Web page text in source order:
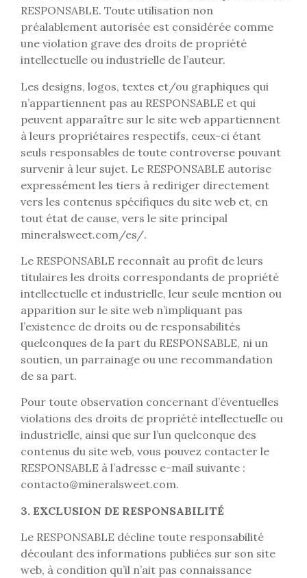
RESPONSABLE. Toute utilisation non
préalablement autorisée est considérée comme
une violation grave des droits de propriété
intellectuelle ou industrielle de l’auteur.
Les designs, logos, textes et/ou graphiques qui
n’appartiennent pas au RESPONSABLE et qui
peuvent apparaître sur le site web appartiennent
à leurs propriétaires respectifs, ceux-ci étant
seuls responsables de toute controverse pouvant
survenir à leur sujet. Le RESPONSABLE autorise
expressément les tiers à rediriger directement
vers les contenus spécifiques du site web et, en
tout état de cause, vers le site principal
mineralsweet.com/es/.
Le RESPONSABLE reconnaît au profit de leurs
titulaires les droits correspondants de propriété
intellectuelle et industrielle, leur seule mention ou
apparition sur le site web n’impliquant pas
l’existence de droits ou de responsabilités
quelconques de la part du RESPONSABLE, ni un
soutien, un parrainage ou une recommandation
de sa part.
Pour toute observation concernant d’éventuelles
violations des droits de propriété intellectuelle ou
industrielle, ainsi que sur l’un quelconque des
contenus du site web, vous pouvez contacter le
RESPONSABLE à l’adresse e-mail suivante :
contacto@mineralsweet.com.
3. EXCLUSION DE RESPONSABILITÉ
Le RESPONSABLE décline toute responsabilité
découlant des informations publiées sur son site
web, à condition qu’il n’ait pas connaissance